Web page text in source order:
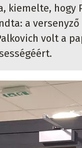
kiemelte, hogy
a
volt a